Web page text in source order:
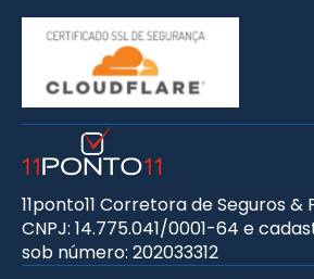
11ponto11 Corretora de Seguros &
CNPJ: 14.775.041/0001-64 e
sob número: 202033312